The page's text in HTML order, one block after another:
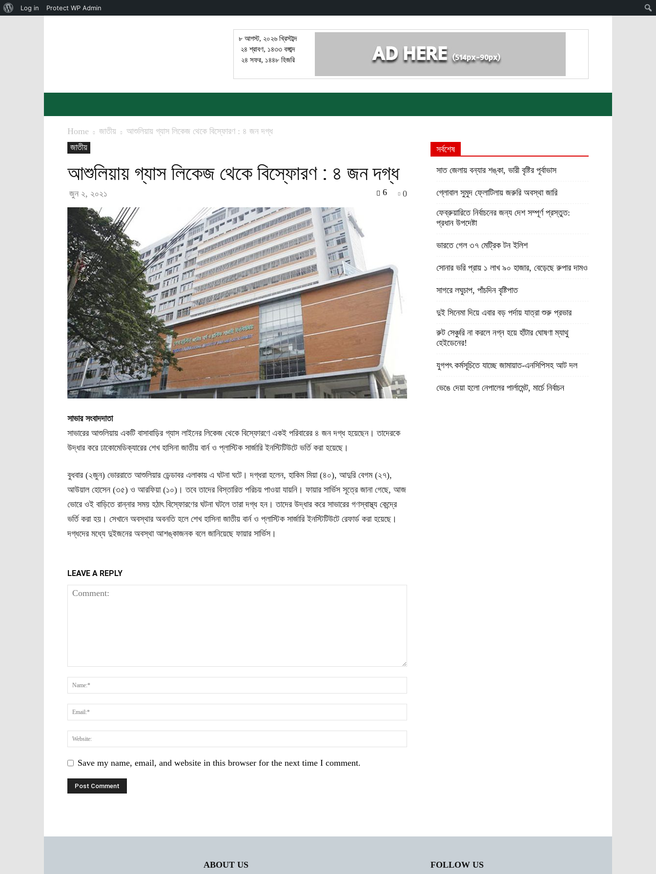
৮ আগস্ট, ২০২৬ খ্রিস্টাব্দ
২৪ শ্রাবণ, ১৪৩৩ বঙ্গাব্দ
২৪ সফর, ১৪৪৮ হিজরি
Home জাতীয়
আশুলিয়ায় গ্যাস লিকেজ থেকে বিস্ফোরণ : ৪ জন দগ্ধ
জাতীয়
আশুলিয়ায় গ্যাস লিকেজ থেকে বিস্ফোরণ : ৪ জন দগ্ধ
জুন ২, ২০২১ 0
6
সাভার সংবাদদাতা
সাভারের আশুলিয়ায় একটি বাসাবাড়ির গ্যাস লাইনের লিকেজ থেকে বিস্ফোরণে একই পরিবারের ৪ জন দগ্ধ হয়েছেন। তাদেরকে
উদ্ধার করে ঢাকােমেডিক্যারের শেখ হাসিনা জাতীয় বার্ন ও প্লাস্টিক সার্জারি ইনস্টিটিউটে ভর্তি করা হয়েছে।
বুধবার (২জুন) ভোররাতে আশুলিয়ার ডেন্ডাবর এলাকায় এ ঘটনা ঘটে। দগ্ধরা হলেন, হাকিম মিয়া (৪০), আদুরি বেগম (২৭),
আউয়াল হোসেন (৩৫) ও আরফিয়া (১০)। তবে তাদের বিস্তারিত পরিচয় পাওয়া যায়নি। ফায়ার সার্ভিস সূত্রে জানা গেছে, আজ
ভোরে ওই বাড়িতে রান্নার সময় হঠাৎ বিস্ফোরণের ঘটনা ঘটলে তারা দগ্ধ হন। তাদের উদ্ধার করে সাভারের গণস্বাস্থ্য কেন্দ্রে
ভর্তি করা হয়। সেখানে অবস্থার অবনতি হলে শেখ হাসিনা জাতীয় বার্ন ও প্লাস্টিক সার্জারি ইনস্টিটিউটে রেফার্ড করা হয়েছে।
দগ্ধদের মধ্যে দুইজনের অবস্থা আশঙ্কাজনক বলে জানিয়েছে ফায়ার সার্ভিস।
LEAVE A REPLY
Save my name, email, and website in this browser for the next time I comment.
সর্বশেষ
সাত জেলায় বন্যার শঙ্কা, ভারী বৃষ্টির পূর্বাভাস
গ্লোবাল সুমুদ ফ্লোটিলায় জরুরি অবস্থা জারি
ফেব্রুয়ারিতে নির্বাচনের জন্য দেশ সম্পূর্ণ প্রস্তুত:
প্রধান উপদেষ্টা
ভারতে গেল ৩৭ মেট্রিক টন ইলিশ
সোনার ভরি প্রায় ১ লাখ ৯০ হাজার, বেড়েছে রুপার দামও
সাগরে লঘুচাপ, পাঁচদিন বৃষ্টিপাত
দুই সিনেমা দিয়ে এবার বড় পর্দায় যাত্রা শুরু প্রভার
রুট সেঞ্চুরি না করলে নগ্ন হয়ে হাঁটার ঘোষণা ম্যাথু
হেইডেনের!
যুগপৎ কর্মসূচিতে যাচ্ছে জামায়াত-এনসিপিসহ আট দল
ভেঙে দেয়া হলো নেপালের পার্লামেন্ট, মার্চে নির্বাচন
ABOUT US FOLLOW US
About
Log in Protect WP Admin